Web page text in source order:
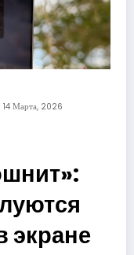
14 Марта, 2026
экране